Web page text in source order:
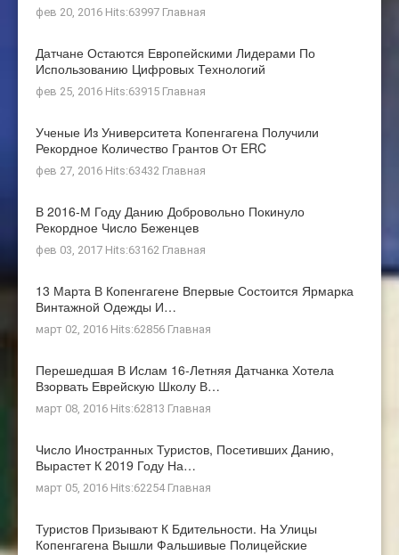
фев 20, 2016 Hits:63997 Главная
Датчане Остаются Европейскими Лидерами По
Использованию Цифровых Технологий
фев 25, 2016 Hits:63915 Главная
Ученые Из Университета Копенгагена Получили
Рекордное Количество Грантов От ERC
фев 27, 2016 Hits:63432 Главная
В 2016-М Году Данию Добровольно Покинуло
Рекордное Число Беженцев
фев 03, 2017 Hits:63162 Главная
13 Марта В Копенгагене Впервые Состоится Ярмарка
Винтажной Одежды И…
март 02, 2016 Hits:62856 Главная
Перешедшая В Ислам 16-Летняя Датчанка Хотела
Взорвать Еврейскую Школу В…
март 08, 2016 Hits:62813 Главная
Число Иностранных Туристов, Посетивших Данию,
Вырастет К 2019 Году На…
март 05, 2016 Hits:62254 Главная
Туристов Призывают К Бдительности. На Улицы
Копенгагена Вышли Фальшивые Полицейские